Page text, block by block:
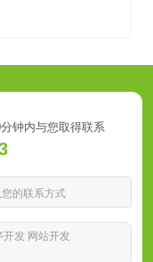
钟内与您取得联系